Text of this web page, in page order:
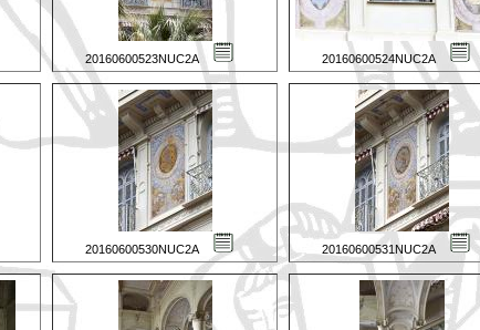
20160600523NUC2A 20160600524NUC2A
20160600530NUC2A 20160600531NUC2A